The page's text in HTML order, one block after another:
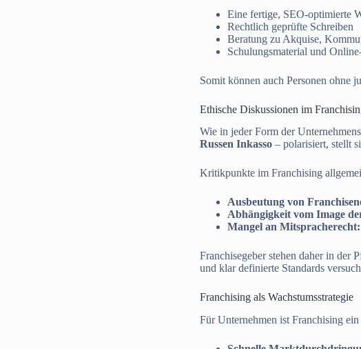
Eine fertige, SEO-optimierte
Rechtlich geprüfte Schreiben
Beratung zu Akquise,
Schulungsmaterial und
Somit können auch Personen ohne
Ethische Diskussionen im
Wie in jeder Form der
Russen Inkasso – polarisiert, stellt
Kritikpunkte im Franchising
Ausbeutung von
Abhängigkeit vom Image
Mangel an Mitspracherecht:
Franchisegeber stehen daher in der
und klar definierte Standards
Franchising als Wachstumsstrategie
Für Unternehmen ist Franchising